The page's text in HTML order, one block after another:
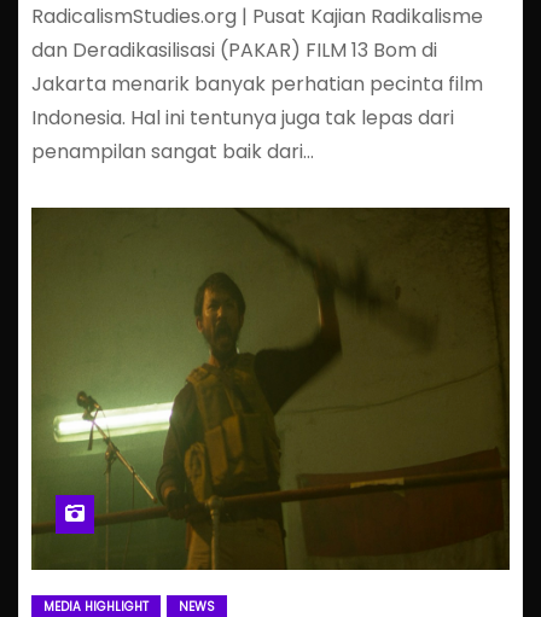
RadicalismStudies.org | Pusat Kajian Radikalisme
dan Deradikasilisasi (PAKAR) FILM 13 Bom di
Jakarta menarik banyak perhatian pecinta film
Indonesia. Hal ini tentunya juga tak lepas dari
penampilan sangat baik dari…
MEDIA HIGHLIGHT NEWS